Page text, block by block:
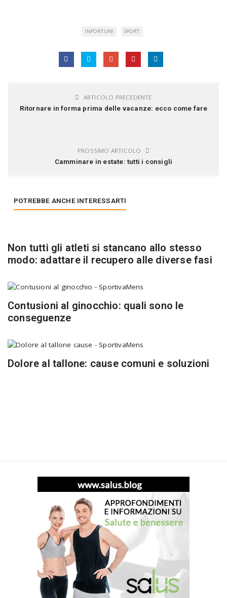
INFORTUNI SPORT
ARTICOLO PRECEDENTE
Ritornare in forma prima delle vacanze: ecco come fare
PROSSIMO ARTICOLO
Camminare in estate: tutti i consigli
POTREBBE ANCHE INTERESSARTI
Non tutti gli atleti si stancano allo stesso
modo: adattare il recupero alle diverse fasi
Contusioni al ginocchio: quali sono le
conseguenze
Dolore al tallone: cause comuni e soluzioni